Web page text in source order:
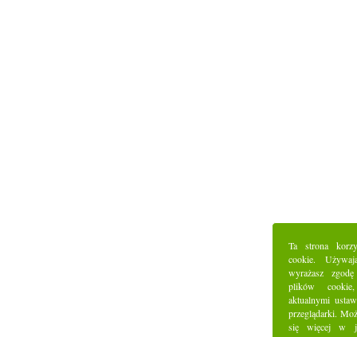
Ta strona
cookie.
wyrażasz
plików
aktualnymi
przeglądarki.
się więcej w